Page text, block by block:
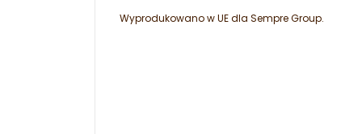
Wyprodukowano w UE dla Sempre Group.